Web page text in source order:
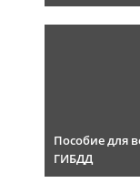
Пособие для
ГИБДД